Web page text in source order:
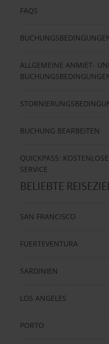
FAQS
ALLGEMEINE ANMIET-
BUCHUNG BEARBEITEN
QUICKPASS:
SERVICE
BELIEBTE
SAN FRANCISCO
FUERTEVENTURA
SARDINIEN
LOS ANGELES
PORTO